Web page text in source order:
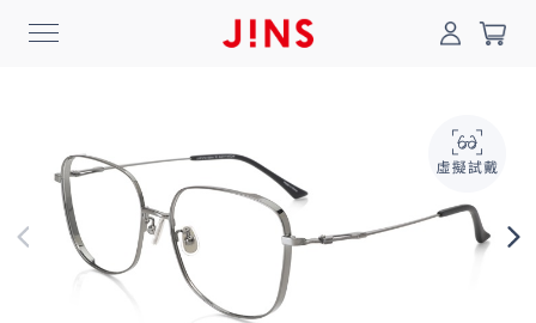
登入/註冊 門市一覽 我的最愛
最新消息
0